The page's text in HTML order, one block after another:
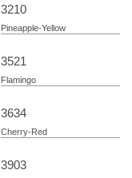
3210
Pineapple-Yellow
3521
Flamingo
3634
Cherry-Red
3903